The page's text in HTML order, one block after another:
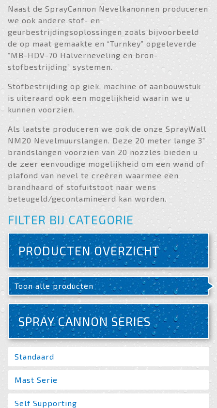
Naast de SprayCannon Nevelkanonnen produceren
we ook andere stof- en
geurbestrijdingsoplossingen zoals bijvoorbeeld
de op maat gemaakte en “Turnkey” opgeleverde
“MB-HDV-70 Halverneveling en bron-
stofbestrijding” systemen.
Stofbestrijding op giek, machine of aanbouwstuk
is uiteraard ook een mogelijkheid waarin we u
kunnen voorzien.
Als laatste produceren we ook de onze SprayWall
NM20 Nevelmuurslangen. Deze 20 meter lange 3”
brandslangen voorzien van 20 nozzles bieden u
de zeer eenvoudige mogelijkheid om een wand of
plafond van nevel te creëren waarmee een
brandhaard of stofuitstoot naar wens
beteugeld/gecontamineerd kan worden.
FILTER BIJ CATEGORIE
PRODUCTEN OVERZICHT
Toon alle producten
SPRAY CANNON SERIES
Standaard
Mast Serie
Self Supporting